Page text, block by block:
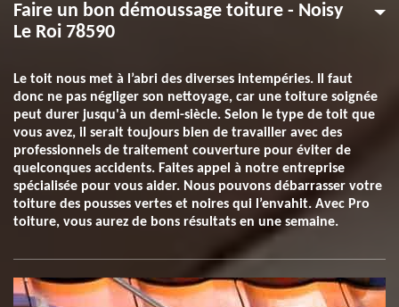
Faire un bon démoussage toiture - Noisy
Le Roi 78590
Le toit nous met à l’abri des diverses intempéries. Il faut
donc ne pas négliger son nettoyage, car une toiture soignée
peut durer jusqu'à un demi-siècle. Selon le type de toit que
vous avez, il serait toujours bien de travailler avec des
professionnels de traitement couverture pour éviter de
quelconques accidents. Faites appel à notre entreprise
spécialisée pour vous aider. Nous pouvons débarrasser votre
toiture des pousses vertes et noires qui l’envahit. Avec Pro
toiture, vous aurez de bons résultats en une semaine.